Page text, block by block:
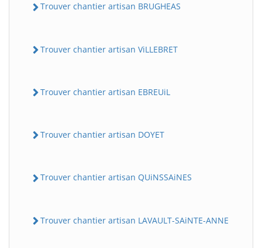
Trouver chantier artisan BRUGHEAS
Trouver chantier artisan ViLLEBRET
Trouver chantier artisan EBREUiL
Trouver chantier artisan DOYET
Trouver chantier artisan QUiNSSAiNES
Trouver chantier artisan LAVAULT-SAiNTE-ANNE